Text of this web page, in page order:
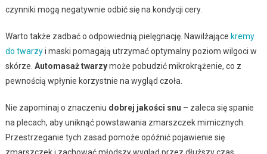
czynniki mogą negatywnie odbić się na kondycji cery.
Warto także zadbać o odpowiednią pielęgnację. Nawilżające kremy
do twarzyi maski pomagają utrzymać optymalny poziom wilgoci w
skórze. Automasaż twarzymoże pobudzić mikrokrążenie, co z
pewnością wpłynie korzystnie na wygląd czoła.
Nie zapominaj o znaczeniu dobrej jakości snu – zaleca się spanie
na plecach, aby uniknąć powstawania zmarszczek mimicznych.
Przestrzeganie tych zasad pomoże opóźnić pojawienie się
zmarszczek i zachować młodszy wygląd przez dłuższy czas.